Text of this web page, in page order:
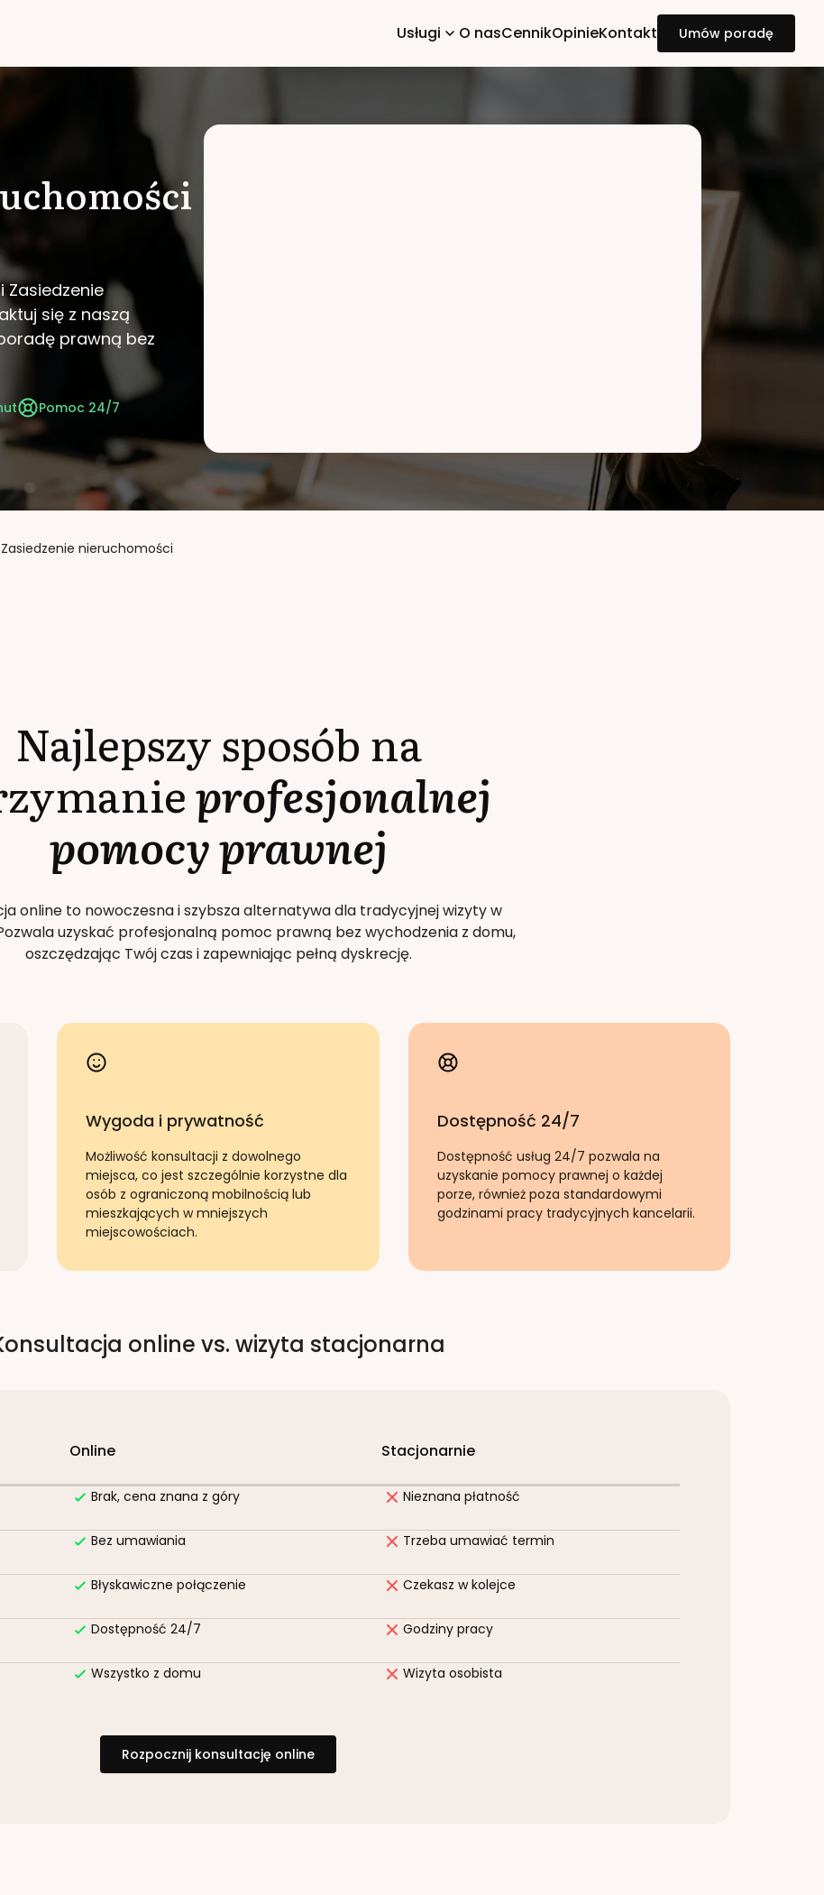
Usługi O nasCennikOpinieKontakt Umów poradę
Zasiedzenie
się z naszą
prawną bez
Pomoc 24/7
Zasiedzenie nieruchomości
Najlepszy sposób na
profesjonalnej
pomocy prawnej
online to nowoczesna i szybsza alternatywa dla tradycyjnej wizyty w
uzyskać profesjonalną pomoc prawną bez wychodzenia z domu,
oszczędzając Twój czas i zapewniając pełną dyskrecję.
Wygoda i prywatność
Możliwość konsultacji z dowolnego
miejsca, co jest szczególnie korzystne dla
osób z ograniczoną mobilnością lub
mieszkających w mniejszych
miejscowościach.
Dostępność 24/7
Dostępność usług 24/7 pozwala na
uzyskanie pomocy prawnej o każdej
porze, również poza standardowymi
godzinami pracy tradycyjnych kancelarii.
online vs. wizyta stacjonarna
Online Stacjonarnie
Brak, cena znana z góry Nieznana płatność
Bez umawiania Trzeba umawiać termin
Błyskawiczne połączenie Czekasz w kolejce
Dostępność 24/7 Godziny pracy
Wszystko z domu Wizyta osobista
Rozpocznij konsultację online